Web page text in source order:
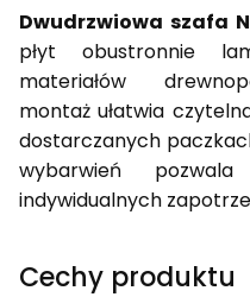
Dwudrzwiowa szafa
płyt obustronnie
materiałów
montaż ułatwia
dostarczanych
wybarwień
indywidualnych
Cechy produktu